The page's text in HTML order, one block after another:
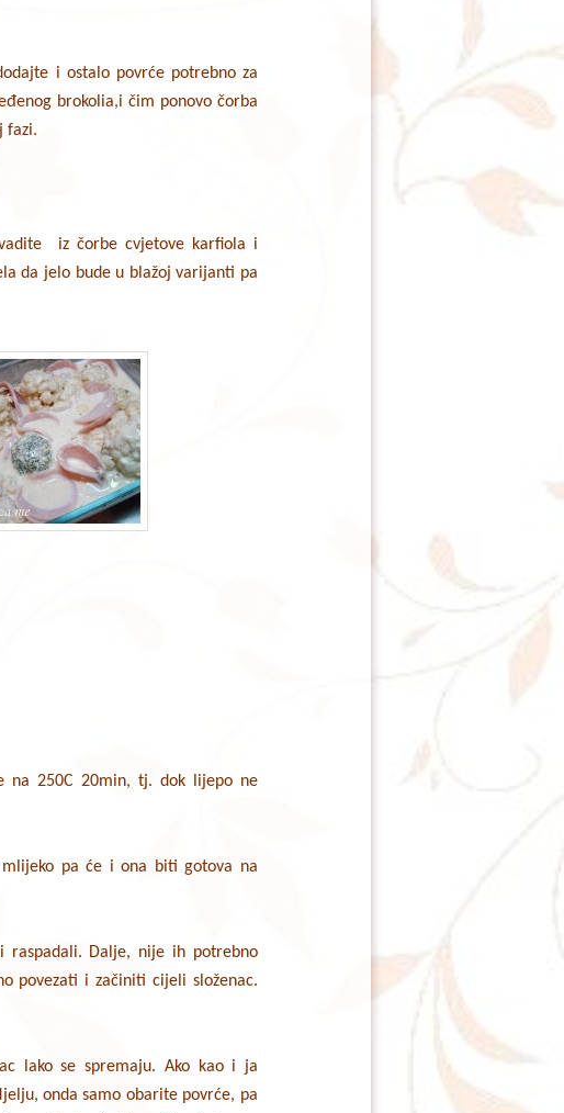
i ostalo povrće potrebno za
brokolia,i čim ponovo čorba
fazi.
iz čorbe cvjetove karfiola i
da jelo bude u blažoj varijanti pa
na 250C 20min, tj. dok lijepo ne
pa će i ona biti gotova na
Dalje, nije ih potrebno
povezati i začiniti cijeli složenac.
lako se spremaju. Ako kao i ja
onda samo obarite povrće, pa